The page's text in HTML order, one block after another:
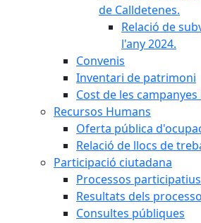
de Calldetenes.
Relació de
l'any 2024.
Convenis
Inventari de patrimoni
Cost de les
Recursos Humans
Oferta pública
Relació de llocs de
Participació ciutadana
Processos participatius
Resultats dels
Consultes públiques